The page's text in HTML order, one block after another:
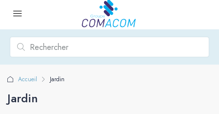
Accueil Jardin
Jardin